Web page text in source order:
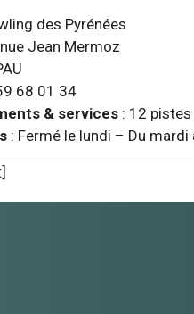
des Pyrénées
Jean Mermoz
68 01 34
& services : 12
: Fermé le lundi – Du